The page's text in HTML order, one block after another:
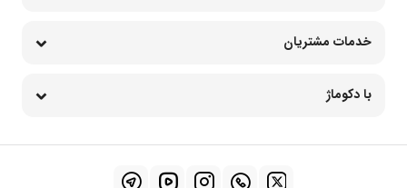
خدمات مشتریان
با دکوماژ